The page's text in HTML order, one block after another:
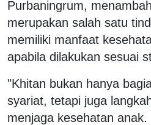
Purbaningrum,
merupakan salah satu
memiliki manfaat
apabila dilakukan sesuai
"Khitan bukan hanya
syariat, tetapi juga
menjaga kesehatan